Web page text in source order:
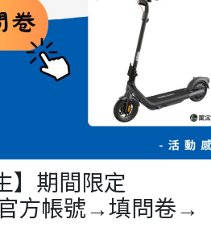
】期間限定
方帳號→填問卷→